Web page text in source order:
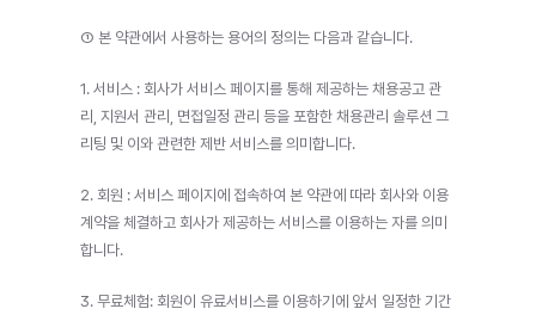
① 본 약관에서 사용하는 용어의 정의는 다음과 같습니다.
1. 서비스 : 회사가 서비스 페이지를 통해 제공하는 채용공고 관
리, 지원서 관리, 면접일정 관리 등을 포함한 채용관리 솔루션 그
리팅 및 이와 관련한 제반 서비스를 의미합니다.
2. 회원 : 서비스 페이지에 접속하여 본 약관에 따라 회사와 이용
계약을 체결하고 회사가 제공하는 서비스를 이용하는 자를 의미
합니다.
3. 무료체험: 회원이 유료서비스를 이용하기에 앞서 일정한 기간